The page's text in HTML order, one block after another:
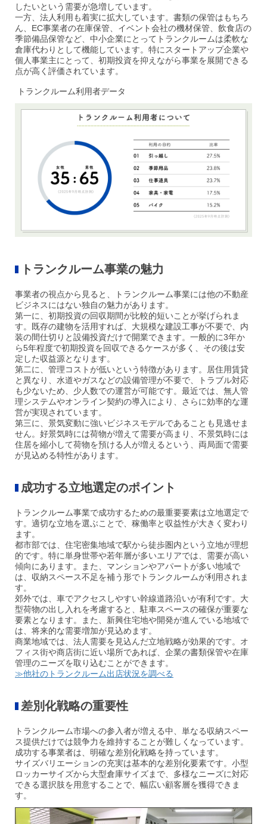
したいという需要が急増しています。
一方、法人利用も着実に拡大しています。書類の保管はもちろ
ん、EC事業者の在庫保管、イベント会社の機材保管、飲食店の
季節備品保管など、中小企業にとってトランクルームは柔軟な
倉庫代わりとして機能しています。特にスタートアップ企業や
個人事業主にとって、初期投資を抑えながら事業を展開できる
点が高く評価されています。
トランクルーム利用者データ
トランクルーム事業の魅力
事業者の視点から見ると、トランクルーム事業には他の不動産
ビジネスにはない独自の魅力があります。
第一に、初期投資の回収期間が比較的短いことが挙げられま
す。既存の建物を活用すれば、大規模な建設工事が不要で、内
装の間仕切りと設備投資だけで開業できます。一般的に3年か
ら5年程度で初期投資を回収できるケースが多く、その後は安
定した収益源となります。
第二に、管理コストが低いという特徴があります。居住用賃貸
と異なり、水道やガスなどの設備管理が不要で、トラブル対応
も少ないため、少人数での運営が可能です。最近では、無人管
理システムやオンライン契約の導入により、さらに効率的な運
営が実現されています。
第三に、景気変動に強いビジネスモデルであることも見逃せま
せん。好景気時には荷物が増えて需要が高まり、不景気時には
住居を縮小して荷物を預ける人が増えるという、両局面で需要
が見込める特性があります。
成功する立地選定のポイント
トランクルーム事業で成功するための最重要要素は立地選定で
す。適切な立地を選ぶことで、稼働率と収益性が大きく変わり
ます。
都市部では、住宅密集地域で駅から徒歩圏内という立地が理想
的です。特に単身世帯や若年層が多いエリアでは、需要が高い
傾向にあります。また、マンションやアパートが多い地域で
は、収納スペース不足を補う形でトランクルームが利用されま
す。
郊外では、車でアクセスしやすい幹線道路沿いが有利です。大
型荷物の出し入れを考慮すると、駐車スペースの確保が重要な
要素となります。また、新興住宅地や開発が進んでいる地域で
は、将来的な需要増加が見込めます。
商業地域では、法人需要を見込んだ立地戦略が効果的です。オ
フィス街や商店街に近い場所であれば、企業の書類保管や在庫
管理のニーズを取り込むことができます。
≫他社のトランクルーム出店状況を調べる
差別化戦略の重要性
トランクルーム市場への参入者が増える中、単なる収納スペー
ス提供だけでは競争力を維持することが難しくなっています。
成功する事業者は、明確な差別化戦略を持っています。
サイズバリエーションの充実は基本的な差別化要素です。小型
ロッカーサイズから大型倉庫サイズまで、多様なニーズに対応
できる選択肢を用意することで、幅広い顧客層を獲得できま
す。